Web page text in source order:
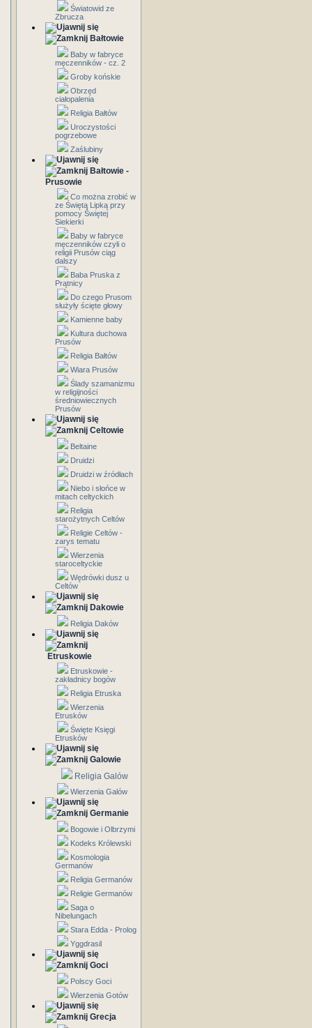
Światowid ze
Zbrucza
Bałtowie
Baby w fabryce
męczenników - cz. 2
Groby końskie
Obrzęd
ciałopalenia
Religia Bałtów
Uroczystości
pogrzebowe
Zaślubiny
Bałtowie -
Prusowie
Co można zrobić w
ze Świętą Lipką przy
pomocy Świętej
Siekierki
Baby w fabryce
męczenników czyli o
religii Prusów ciąg
dalszy
Baba Pruska z
Prątnicy
Do czego Prusom
służyły ścięte głowy
Kamienne baby
Kultura duchowa
Prusów
Religia Bałtów
Wiara Prusów
Ślady szamanizmu
w religijności
średniowiecznych
Prusów
Celtowie
Beltaine
Druidzi
Druidzi w źródłach
Niebo i słońce w
mitach celtyckich
Religia
starożytnych Celtów
Religie Celtów -
zarys tematu
Wierzenia
staroceltyckie
Wędrówki dusz u
Celtów
Dakowie
Religia Daków
Etruskowie
Etruskowie -
zakładnicy bogów
Religia Etruska
Wierzenia
Etrusków
Święte Księgi
Etrusków
Galowie
Religia Galów
Wierzenia Galów
Germanie
Bogowie i Olbrzymi
Kodeks Królewski
Kosmologia
Germanów
Religia Germanów
Religie Germanów
Saga o
Nibelungach
Stara Edda - Prolog
Yggdrasil
Goci
Polscy Goci
Wierzenia Gotów
Grecja